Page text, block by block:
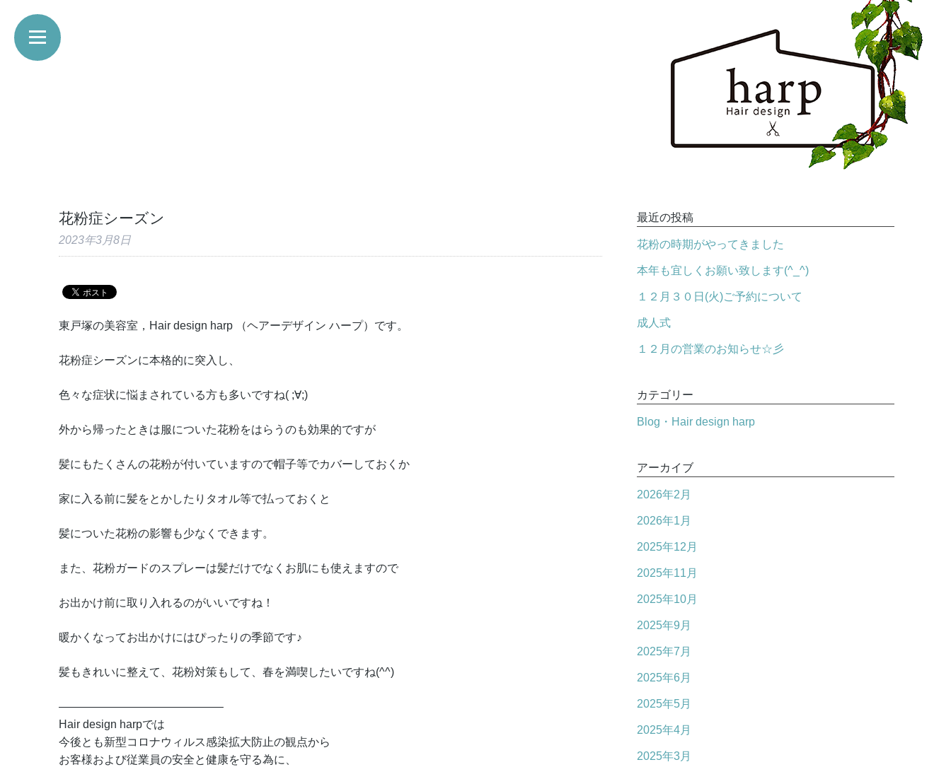
花粉症シーズン
2023年3月8日
東戸塚の美容室，Hair design harp （ヘアーデザイン ハープ）です。
花粉症シーズンに本格的に突入し、
色々な症状に悩まされている方も多いですね( ;∀;)
外から帰ったときは服についた花粉をはらうのも効果的ですが
髪にもたくさんの花粉が付いていますので帽子等でカバーしておくか
家に入る前に髪をとかしたりタオル等で払っておくと
髪についた花粉の影響も少なくできます。
また、花粉ガードのスプレーは髪だけでなくお肌にも使えますので
お出かけ前に取り入れるのがいいですね！
暖かくなってお出かけにはぴったりの季節です♪
髪もきれいに整えて、花粉対策もして、春を満喫したいですね(^^)
——————————————–
Hair design harpでは
今後とも新型コロナウィルス感染拡大防止の観点から
お客様および従業員の安全と健康を守る為に、
最近の投稿
花粉の時期がやってきました
本年も宜しくお願い致します(^_^)
１２月３０日(火)ご予約について
成人式
１２月の営業のお知らせ☆彡
カテゴリー
Blog・Hair design harp
アーカイブ
2026年2月
2026年1月
2025年12月
2025年11月
2025年10月
2025年9月
2025年7月
2025年6月
2025年5月
2025年4月
2025年3月